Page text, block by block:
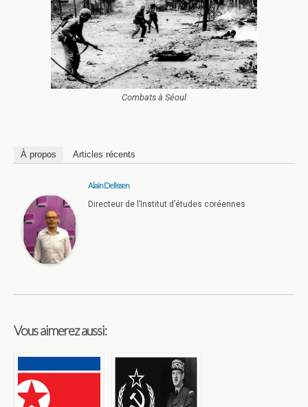
Combats à Séoul
À propos Articles récents
Alain Delissen
Directeur de l’Institut d’études coréennes
Vous aimerez aussi: